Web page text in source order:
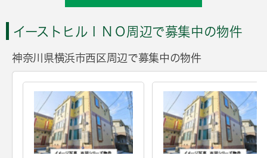
イーストヒルＩＮＯ周辺で募集中の物件
神奈川県横浜市西区周辺で募集中の物件